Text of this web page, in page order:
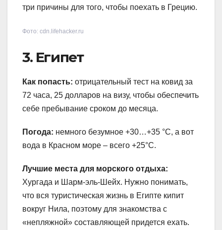
три причины для того, чтобы поехать в Грецию.
Фото: cdn.lifehacker.ru
3. Египет
Как попасть: отрицательный тест на ковид за
72 часа, 25 долларов на визу, чтобы обеспечить
себе пребывание сроком до месяца.
Погода: немного безумное +30…+35 °С, а вот
вода в Красном море – всего +25°С.
Лучшие места для морского отдыха:
Хургада и Шарм-эль-Шейх. Нужно понимать,
что вся туристическая жизнь в Египте кипит
вокруг Нила, поэтому для знакомства с
«непляжной» составляющей придется ехать.